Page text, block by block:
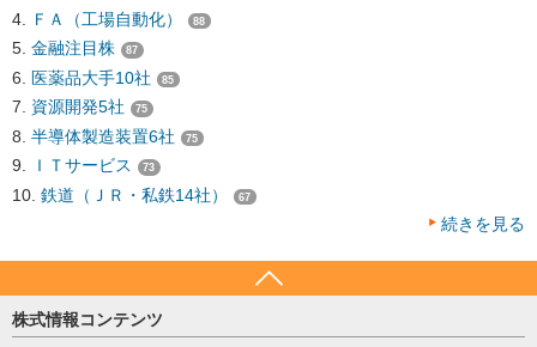
ＦＡ（工場自動化） 88
金融注目株 87
医薬品大手10社 85
資源開発5社 75
半導体製造装置6社 75
ＩＴサービス 73
鉄道（ＪＲ・私鉄14社） 67
続きを見る
株式情報コンテンツ